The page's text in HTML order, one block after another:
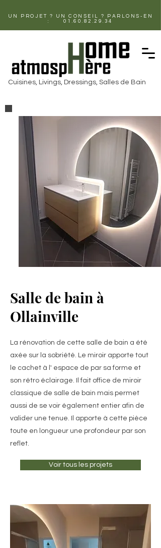
UN PROJET ? UN CONSEIL ? PARLONS-EN
: 01.60.82.29.34
Cuisines, Livings, Dressings, Salles de Bain
Salle de bain à
Ollainville
La rénovation de cette salle de bain a été
axée sur la sobriété. Le miroir apporte tout
le cachet à l' espace de par sa forme et
son rétro éclairage. Il fait office de miroir
classique de salle de bain mais permet
aussi de se voir également entier afin de
valider une tenue. Il apporte à cette pièce
toute en longueur une profondeur par son
reflet.
Voir tous les projets